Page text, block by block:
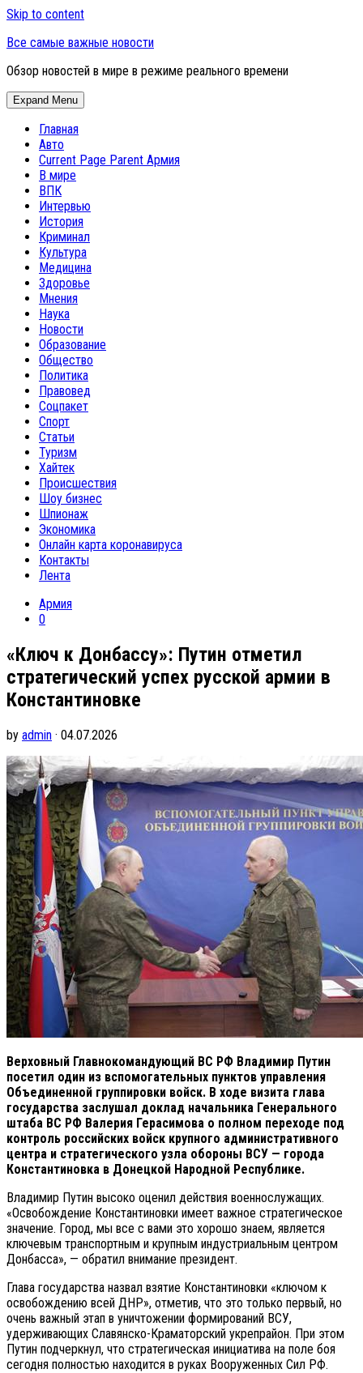
Skip to content
Все самые важные новости
Обзор новостей в мире в режиме реального времени
Expand Menu
Главная
Авто
Current Page Parent Армия
В мире
ВПК
Интервью
История
Криминал
Культура
Медицина
Здоровье
Мнения
Наука
Новости
Образование
Общество
Политика
Правовед
Соцпакет
Спорт
Статьи
Туризм
Хайтек
Происшествия
Шоу бизнес
Шпионаж
Экономика
Онлайн карта коронавируса
Контакты
Лента
Армия
0
«Ключ к Донбассу»: Путин отметил
стратегический успех русской армии в
Константиновке
by admin · 04.07.2026
Верховный Главнокомандующий ВС РФ Владимир Путин
посетил один из вспомогательных пунктов управления
Объединенной группировки войск. В ходе визита глава
государства заслушал доклад начальника Генерального
штаба ВС РФ Валерия Герасимова о полном переходе под
контроль российских войск крупного административного
центра и стратегического узла обороны ВСУ — города
Константиновка в Донецкой Народной Республике.
Владимир Путин высоко оценил действия военнослужащих.
«Освобождение Константиновки имеет важное стратегическое
значение. Город, мы все с вами это хорошо знаем, является
ключевым транспортным и крупным индустриальным центром
Донбасса», — обратил внимание президент.
Глава государства назвал взятие Константиновки «ключом к
освобождению всей ДНР», отметив, что это только первый, но
очень важный этап в уничтожении формирований ВСУ,
удерживающих Славянско-Краматорский укрепрайон. При этом
Путин подчеркнул, что стратегическая инициатива на поле боя
сегодня полностью находится в руках Вооруженных Сил РФ.